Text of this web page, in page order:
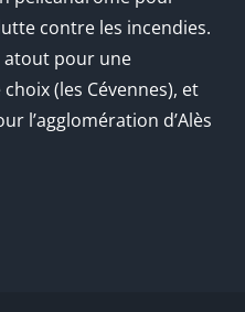
contre les incendies.
atout pour une
(les Cévennes), et
l’agglomération d’Alès